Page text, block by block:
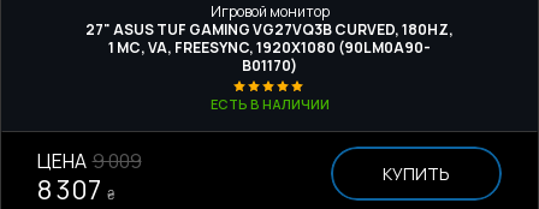
Игровой монитор
27" ASUS TUF GAMING VG27VQ3B CURVED, 180HZ,
1 МС, VA, FREESYNC, 1920Х1080 (90LM0A90-
B01170)
ЕСТЬ В НАЛИЧИИ
ЦЕНА 9 009
8 307 ₴
КУПИТЬ